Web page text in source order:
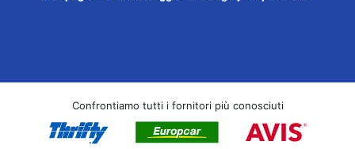
Confrontiamo tutti i fornitori più conosciuti